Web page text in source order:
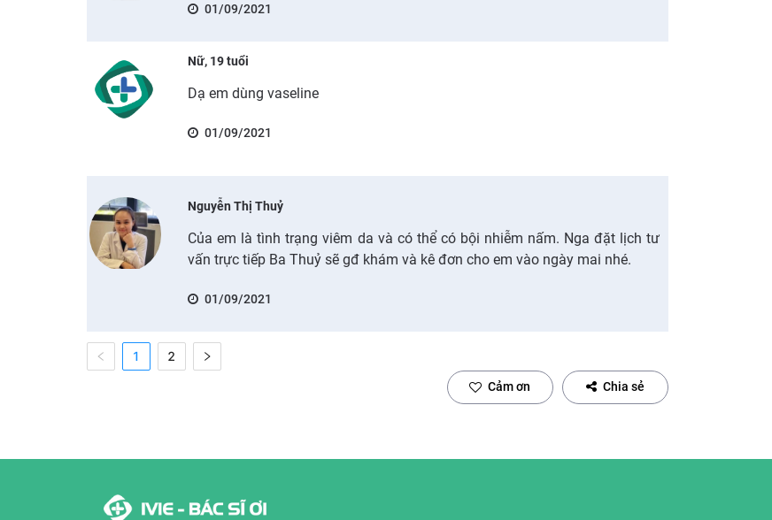
01/09/2021
Nữ, 19 tuổi
Dạ em dùng vaseline
01/09/2021
Nguyễn Thị Thuỷ
Của em là tình trạng viêm da và có thể có bội nhiễm nấm. Nga đặt lịch tư
vấn trực tiếp Ba Thuỷ sẽ gđ khám và kê đơn cho em vào ngày mai nhé.
01/09/2021
1 2
Cảm ơn Chia sẻ